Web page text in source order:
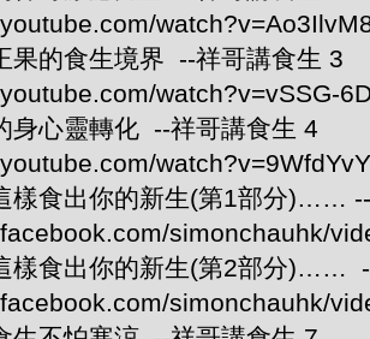
果的食生境界 --祥哥講食生 3
watch?v=vSSG-
身心靈轉化 --祥哥講食生 4
樣食出你的新生(第1部分)……
simonchauhk/
樣食出你的新生(第2部分)……
simonchauhk/